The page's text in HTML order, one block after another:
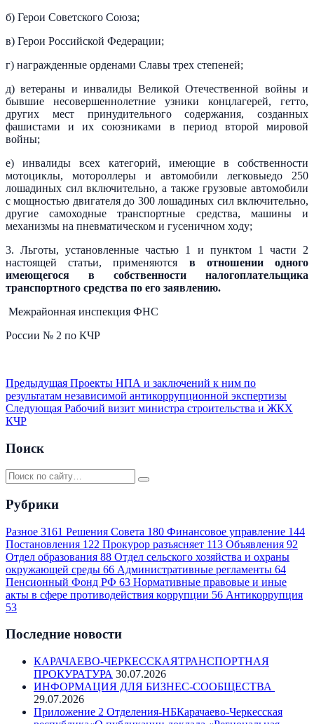
б) Герои Советского Союза;
в) Герои Российской Федерации;
г) награжденные орденами Славы трех степеней;
д) ветераны и инвалиды Великой Отечественной войны и
бывшие несовершеннолетние узники концлагерей, гетто,
других мест принудительного содержания, созданных
фашистами и их союзниками в период второй мировой
войны;
е) инвалиды всех категорий, имеющие в собственности
мотоциклы, мотороллеры и автомобили легковыедо 250
лошадиных сил включительно, а также грузовые автомобили
с мощностью двигателя до 300 лошадиных сил включительно,
другие самоходные транспортные средства, машины и
механизмы на пневматическом и гусеничном ходу;
3. Льготы, установленные частью 1 и пунктом 1 части 2
настоящей статьи, применяются в отношении одного
имеющегося в собственности налогоплательщика
транспортного средства по его заявлению.
Межрайонная инспекция ФНС
России № 2 по КЧР
Предыдущая Проекты НПА и заключений к ним по
результатам независимой антикоррупционной экспертизы
Следующая Рабочий визит министра строительства и ЖКХ
КЧР
Поиск
Рубрики
Разное 3161 Решения Совета 180 Финансовое управление 144
Постановления 122 Прокурор разъясняет 113 Объявления 92
Отдел образования 88 Отдел сельского хозяйства и охраны
окружающей среды 66 Административные регламенты 64
Пенсионный Фонд РФ 63 Нормативные правовые и иные
акты в сфере противодействия коррупции 56 Антикоррупция
53
Последние новости
КАРАЧАЕВО-ЧЕРКЕССКАЯТРАНСПОРТНАЯ
ПРОКУРАТУРА 30.07.2026
ИНФОРМАЦИЯ ДЛЯ БИЗНЕС-СООБЩЕСТВА
29.07.2026
Приложение 2 Отделения-НБКарачаево-Черкесская